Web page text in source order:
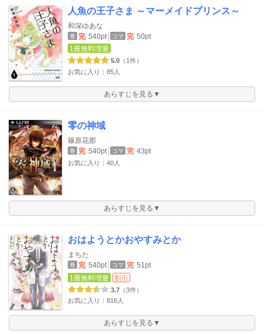
人魚の王子さま ～マーメイドプリンス～
和深ゆあな
巻 完 540pt コマ 完 50pt
1冊無料増量
5.0 （1件）
お気に入り：85人
あらすじを見る▼
零の神域
篠原花那
巻 完 540pt コマ 完 43pt
お気に入り：40人
あらすじを見る▼
おはようとかおやすみとか
まちた
巻 完 540pt コマ 完 51pt
1冊無料増量
割引
3.7 （3件）
お気に入り：816人
あらすじを見る▼